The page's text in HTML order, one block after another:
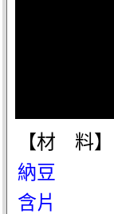
【材 料】
納豆
含片